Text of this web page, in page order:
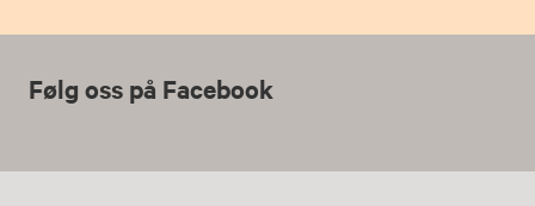
Følg oss på Facebook